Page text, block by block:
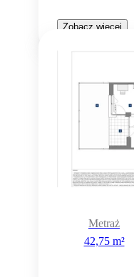
Zobacz więcej
Metraż
42,75 m²